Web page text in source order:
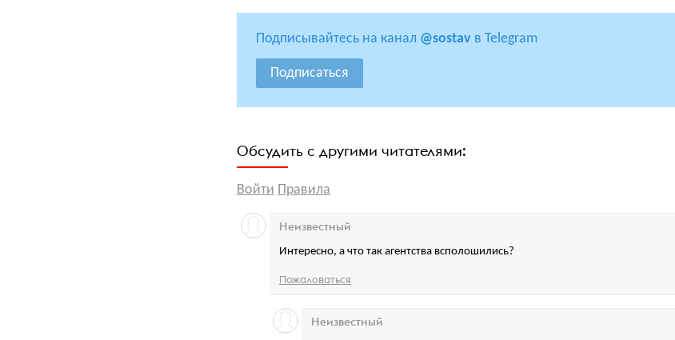
Подписывайтесь на канал @sostav в Telegram
Подписаться
Обсудить с другими читателями:
Войти Правила
Интересно, а что так агентства всполошились?
Неизвестный
Пожаловаться
Неизвестный